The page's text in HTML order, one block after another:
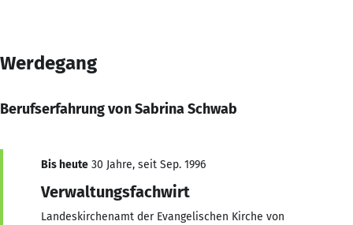
Werdegang
Berufserfahrung von Sabrina Schwab
Bis heute 30 Jahre, seit Sep. 1996
Verwaltungsfachwirt
Landeskirchenamt der Evangelischen Kirche von